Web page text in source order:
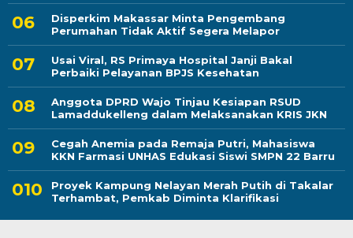
Disperkim Makassar Minta Pengembang
Perumahan Tidak Aktif Segera Melapor
Usai Viral, RS Primaya Hospital Janji Bakal
Perbaiki Pelayanan BPJS Kesehatan
Anggota DPRD Wajo Tinjau Kesiapan RSUD
Lamaddukelleng dalam Melaksanakan KRIS JKN
Cegah Anemia pada Remaja Putri, Mahasiswa
KKN Farmasi UNHAS Edukasi Siswi SMPN 22 Barru
Proyek Kampung Nelayan Merah Putih di Takalar
Terhambat, Pemkab Diminta Klarifikasi